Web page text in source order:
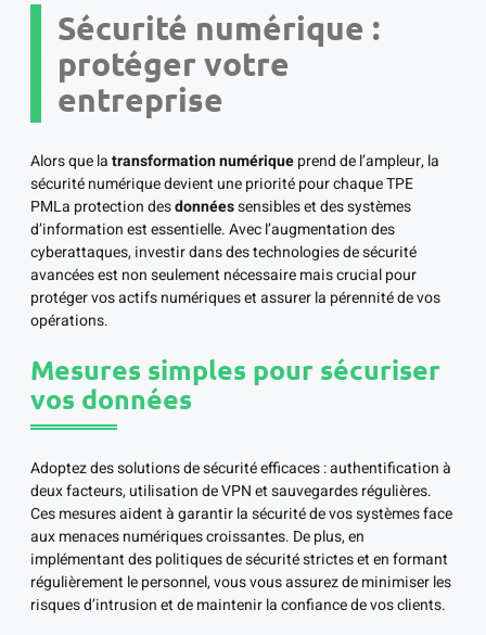
Sécurité numérique :
protéger votre
entreprise
Alors que latransformation numériqueprend de l’ampleur, la
sécurité numérique devient une priorité pour chaque TPE
PMLa protection desdonnéessensibles et des systèmes
d’information est essentielle. Avec l’augmentation des
cyberattaques, investir dans des technologies de sécurité
avancées est non seulement nécessaire mais crucial pour
protéger vos actifs numériques et assurer la pérennité de vos
opérations.
Mesures simples pour sécuriser
vos données
Adoptez des solutions de sécurité efficaces : authentification à
deux facteurs, utilisation de VPN et sauvegardes régulières.
Ces mesures aident à garantir la sécurité de vos systèmes face
aux menaces numériques croissantes. De plus, en
implémentant des politiques de sécurité strictes et en formant
régulièrement le personnel, vous vous assurez de minimiser les
risques d’intrusion et de maintenir la confiance de vos clients.